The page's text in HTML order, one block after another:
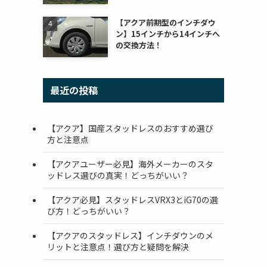
【アクア前期型のインチダウ
ン】15インチから14インチへ
の交換方法！
最近の投稿
【アクア】国産スタッドレスのおすすめ選び
方と注意点
【アクアユーザー必見】海外メーカーのスタ
ッドレス選びの真実！どっちがいい？
【アクア必見】スタッドレスVRX3とiG70の選
び方！どっちがいい？
【アクアのスタッドレス】インチダウンのメ
リットと注意点！選び方と疑問を解決